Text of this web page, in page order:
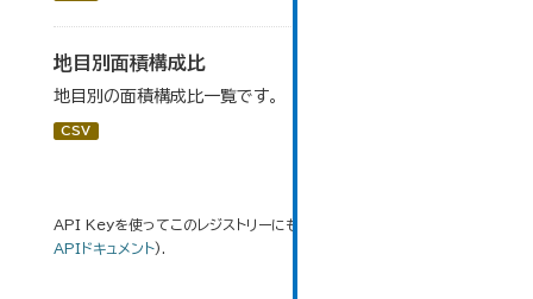
地目別面積構成比
地目別の面積構成比一覧です。
CSV
API Keyを使ってこのレジストリーにもアクセス可能です
APIドキュメント).